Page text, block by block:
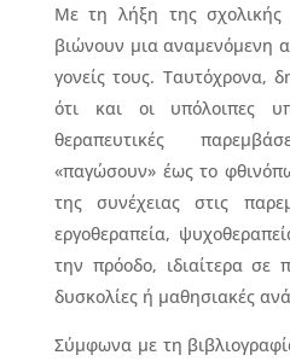
Με τη λήξη της σχολικής
βιώνουν μια αναμενόμενη
γονείς τους. Ταυτόχρονα,
ότι και οι υπόλοιπες
θεραπευτικές
«παγώσουν» έως το
της συνέχειας στις
εργοθεραπεία,
την πρόοδο, ιδιαίτερα σε
δυσκολίες ή μαθησιακές
Σύμφωνα με τη